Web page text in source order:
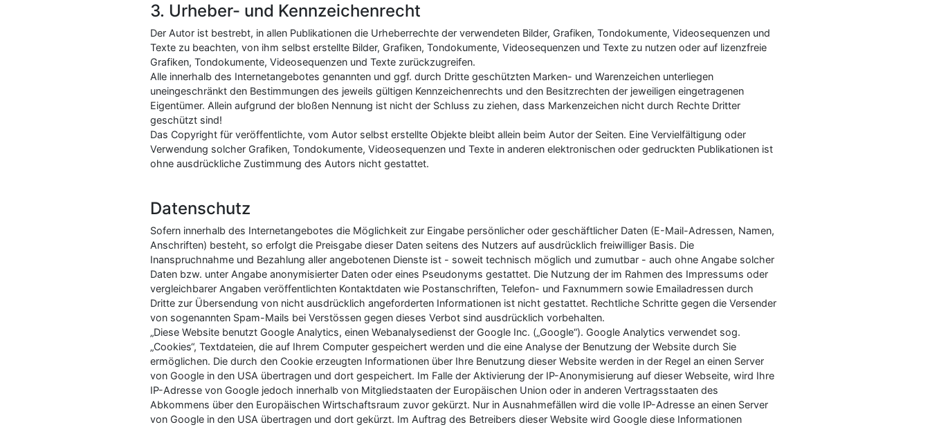
3. Urheber- und Kennzeichenrecht
Der Autor ist bestrebt, in allen Publikationen die Urheberrechte der verwendeten Bilder, Grafiken, Tondokumente, Videosequenzen und
Texte zu beachten, von ihm selbst erstellte Bilder, Grafiken, Tondokumente, Videosequenzen und Texte zu nutzen oder auf lizenzfreie
Grafiken, Tondokumente, Videosequenzen und Texte zurückzugreifen.
Alle innerhalb des Internetangebotes genannten und ggf. durch Dritte geschützten Marken- und Warenzeichen unterliegen
uneingeschränkt den Bestimmungen des jeweils gültigen Kennzeichenrechts und den Besitzrechten der jeweiligen eingetragenen
Eigentümer. Allein aufgrund der bloßen Nennung ist nicht der Schluss zu ziehen, dass Markenzeichen nicht durch Rechte Dritter
geschützt sind!
Das Copyright für veröffentlichte, vom Autor selbst erstellte Objekte bleibt allein beim Autor der Seiten. Eine Vervielfältigung oder
Verwendung solcher Grafiken, Tondokumente, Videosequenzen und Texte in anderen elektronischen oder gedruckten Publikationen ist
ohne ausdrückliche Zustimmung des Autors nicht gestattet.
Datenschutz
Sofern innerhalb des Internetangebotes die Möglichkeit zur Eingabe persönlicher oder geschäftlicher Daten (E-Mail-Adressen, Namen,
Anschriften) besteht, so erfolgt die Preisgabe dieser Daten seitens des Nutzers auf ausdrücklich freiwilliger Basis. Die
Inanspruchnahme und Bezahlung aller angebotenen Dienste ist - soweit technisch möglich und zumutbar - auch ohne Angabe solcher
Daten bzw. unter Angabe anonymisierter Daten oder eines Pseudonyms gestattet. Die Nutzung der im Rahmen des Impressums oder
vergleichbarer Angaben veröffentlichten Kontaktdaten wie Postanschriften, Telefon- und Faxnummern sowie Emailadressen durch
Dritte zur Übersendung von nicht ausdrücklich angeforderten Informationen ist nicht gestattet. Rechtliche Schritte gegen die Versender
von sogenannten Spam-Mails bei Verstössen gegen dieses Verbot sind ausdrücklich vorbehalten.
„Diese Website benutzt Google Analytics, einen Webanalysedienst der Google Inc. („Google“). Google Analytics verwendet sog.
„Cookies“, Textdateien, die auf Ihrem Computer gespeichert werden und die eine Analyse der Benutzung der Website durch Sie
ermöglichen. Die durch den Cookie erzeugten Informationen über Ihre Benutzung dieser Website werden in der Regel an einen Server
von Google in den USA übertragen und dort gespeichert. Im Falle der Aktivierung der IP-Anonymisierung auf dieser Webseite, wird Ihre
IP-Adresse von Google jedoch innerhalb von Mitgliedstaaten der Europäischen Union oder in anderen Vertragsstaaten des
Abkommens über den Europäischen Wirtschaftsraum zuvor gekürzt. Nur in Ausnahmefällen wird die volle IP-Adresse an einen Server
von Google in den USA übertragen und dort gekürzt. Im Auftrag des Betreibers dieser Website wird Google diese Informationen